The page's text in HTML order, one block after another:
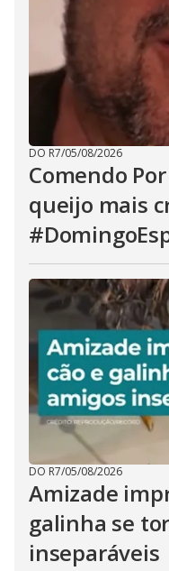
DO R7/05/08/2026
Comendo
queijo mais
DO R7/05/08/2026
Amizade
galinha se
inseparáveis